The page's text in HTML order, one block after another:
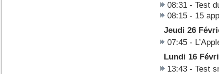
08:31 - Test
08:15 - 15
Jeudi 26
07:45 -
Lundi 16
13:43 - Test